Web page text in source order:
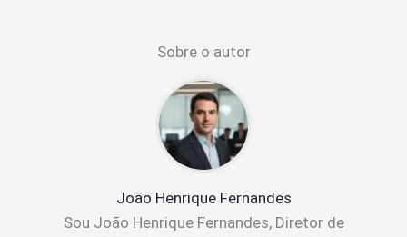
Sobre o autor
João Henrique Fernandes
Sou João Henrique Fernandes, Diretor de